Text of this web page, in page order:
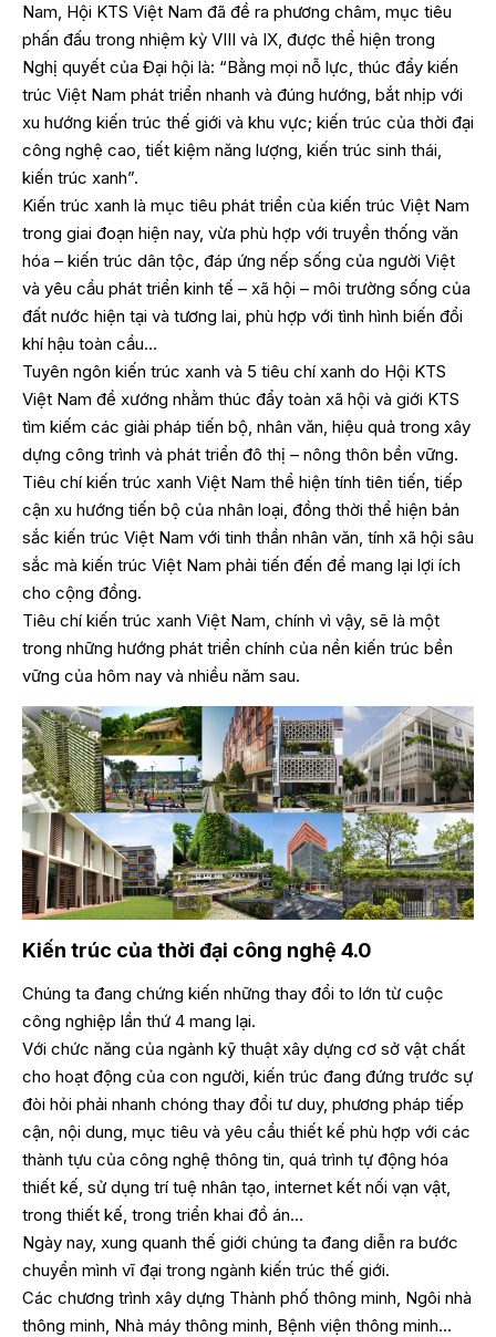
Nam, Hội KTS Việt Nam đã đề ra phương châm, mục tiêu
phấn đấu trong nhiệm kỳ VIII và IX, được thể hiện trong
Nghị quyết của Đại hội là: “Bằng mọi nỗ lực, thúc đẩy kiến
trúc Việt Nam phát triển nhanh và đúng hướng, bắt nhịp với
xu hướng kiến trúc thế giới và khu vực; kiến trúc của thời đại
công nghệ cao, tiết kiệm năng lượng, kiến trúc sinh thái,
kiến trúc xanh”.
Kiến trúc xanh là mục tiêu phát triển của kiến trúc Việt Nam
trong giai đoạn hiện nay, vừa phù hợp với truyền thống văn
hóa – kiến trúc dân tộc, đáp ứng nếp sống của người Việt
và yêu cầu phát triển kinh tế – xã hội – môi trường sống của
đất nước hiện tại và tương lai, phù hợp với tình hình biến đổi
khí hậu toàn cầu…
Tuyên ngôn kiến trúc xanh và 5 tiêu chí xanh do Hội KTS
Việt Nam đề xướng nhằm thúc đẩy toàn xã hội và giới KTS
tìm kiếm các giải pháp tiến bộ, nhân văn, hiệu quả trong xây
dựng công trình và phát triển đô thị – nông thôn bền vững.
Tiêu chí kiến trúc xanh Việt Nam thể hiện tính tiên tiến, tiếp
cận xu hướng tiến bộ của nhân loại, đồng thời thể hiện bản
sắc kiến trúc Việt Nam với tinh thần nhân văn, tính xã hội sâu
sắc mà kiến trúc Việt Nam phải tiến đến để mang lại lợi ích
cho cộng đồng.
Tiêu chí kiến trúc xanh Việt Nam, chính vì vậy, sẽ là một
trong những hướng phát triển chính của nền kiến trúc bền
vững của hôm nay và nhiều năm sau.
Kiến trúc của thời đại công nghệ 4.0
Chúng ta đang chứng kiến những thay đổi to lớn từ cuộc
công nghiệp lần thứ 4 mang lại.
Với chức năng của ngành kỹ thuật xây dựng cơ sở vật chất
cho hoạt động của con người, kiến trúc đang đứng trước sự
đòi hỏi phải nhanh chóng thay đổi tư duy, phương pháp tiếp
cận, nội dung, mục tiêu và yêu cầu thiết kế phù hợp với các
thành tựu của công nghệ thông tin, quá trình tự động hóa
thiết kế, sử dụng trí tuệ nhân tạo, internet kết nối vạn vật,
trong thiết kế, trong triển khai đồ án…
Ngày nay, xung quanh thế giới chúng ta đang diễn ra bước
chuyển mình vĩ đại trong ngành kiến trúc thế giới.
Các chương trình xây dựng Thành phố thông minh, Ngôi nhà
thông minh, Nhà máy thông minh, Bệnh viện thông minh…